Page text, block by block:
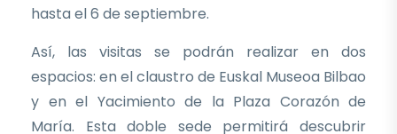
hasta el 6 de septiembre.
Así, las visitas se podrán realizar en dos
espacios: en el claustro de Euskal Museoa Bilbao
y en el Yacimiento de la Plaza Corazón de
María. Esta doble sede permitirá descubrir